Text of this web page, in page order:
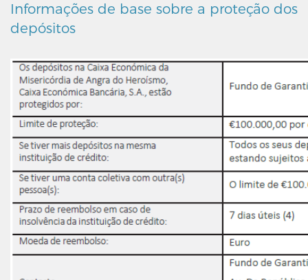
Informações de base sobre a proteção dos
depósitos